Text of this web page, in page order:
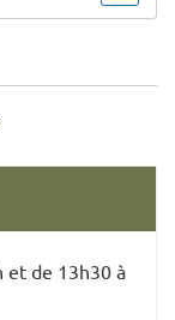
et de 13h30 à